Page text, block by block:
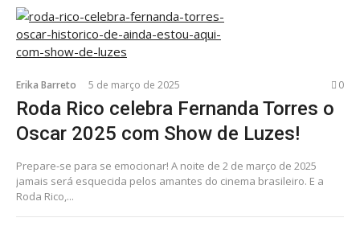
Erika Barreto 5 de março de 2025 0
Roda Rico celebra Fernanda Torres o
Oscar 2025 com Show de Luzes!
Prepare-se para se emocionar! A noite de 2 de março de 2025
jamais será esquecida pelos amantes do cinema brasileiro. E a
Roda Rico,...